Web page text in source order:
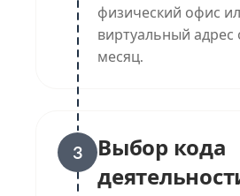
физический офис
виртуальный адрес
месяц.
3
Выбор кода